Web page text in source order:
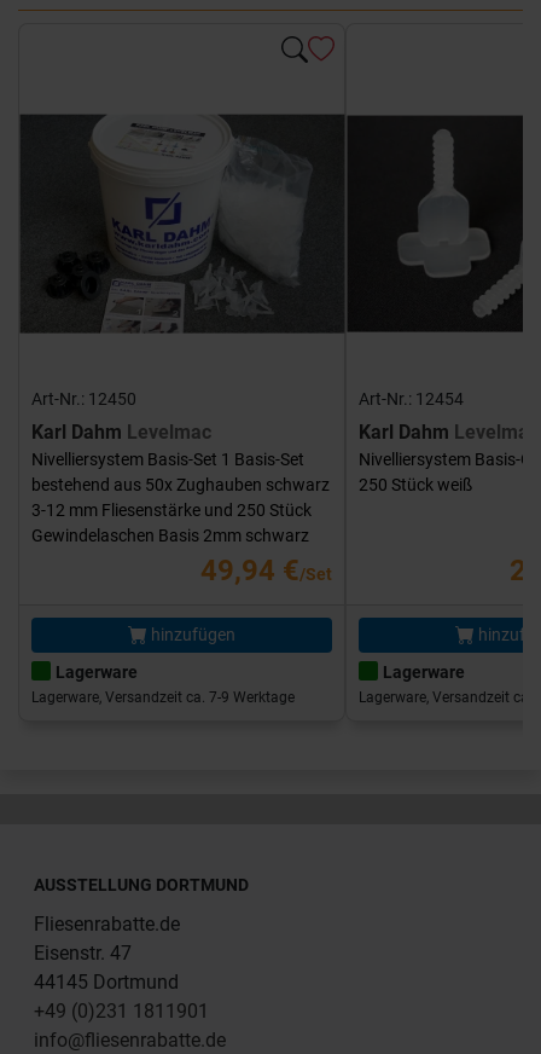
Art-Nr.: 12450
Karl Dahm Levelmac
Nivelliersystem Basis-Set 1 Basis-Set
bestehend aus 50x Zughauben schwarz
3-12 mm Fliesenstärke und 250 Stück
Gewindelaschen Basis 2mm schwarz
49,94 €/Set
hinzufügen
Lagerware
Lagerware, Versandzeit ca. 7-9 Werktage
Art-Nr.: 12454
Karl Dahm Levelmac
Nivelliersystem Basis-
250 Stück weiß
Lagerware
Lagerware, Versandzeit ca.
AUSSTELLUNG DORTMUND
Fliesenrabatte.de
Eisenstr. 47
44145 Dortmund
+49 (0)231 1811901
info@fliesenrabatte.de